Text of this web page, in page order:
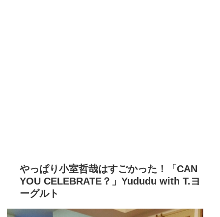
やっぱり小室哲哉はすごかった！「CAN
YOU CELEBRATE？」Yududu with T.ヨ
ーグルト